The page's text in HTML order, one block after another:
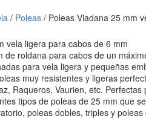
/ Poleas/ Poleas Viadana 25 mm
vela ligera para cabos de 6 mm
de roldana para cabos de un
para vela ligera y pequeñas
muy resistentes y ligeras
Raqueros, Vaurien, etc.
tipos de poleas de 25 mm que
poleas dobles, triples y